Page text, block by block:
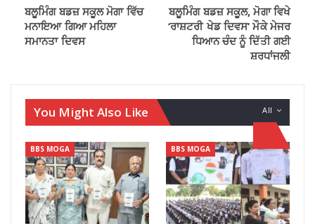
ਬਲੂਮਿੰਗ ਬਡਜ਼ ਸਕੂਲ ਮੋਗਾ ਵਿੱਚ
ਮਨਾਇਆ ਗਿਆ ਮਹਿਲਾ
ਸਮਾਨਤਾ ਦਿਵਸ
ਬਲੂਮਿੰਗ ਬਡਜ਼ ਸਕੂਲ, ਮੋਗਾ ਵਿਖੇ
‘ਰਾਸ਼ਟਰੀ ਖੇਡ ਦਿਵਸ’ ਮੌਕੇ ਮੇਜਰ
ਧਿਆਨ ਚੰਦ ਨੂੰ ਦਿੱਤੀ ਗਈ
ਸ਼ਰਧਾਂਜਲੀ
All
You Might Also Like
BBS MOGA BBS MOGA